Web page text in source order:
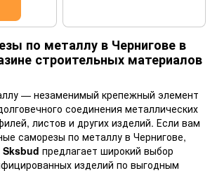
по металлу в Чернигове в
строительных материалов
— незаменимый крепежный элемент
соединения металлических
листов и других изделий. Если вам
саморезы по металлу в Чернигове,
Sksbud предлагает широкий выбор
изделий по выгодным